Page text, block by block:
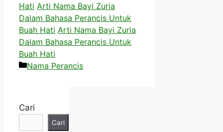
Hati Arti Nama Bayi Zuria
Dalam Bahasa Perancis Untuk
Buah Hati Arti Nama Bayi Zuria
Dalam Bahasa Perancis Untuk
Buah Hati
Kategori
Nama Perancis
Cari
Cari